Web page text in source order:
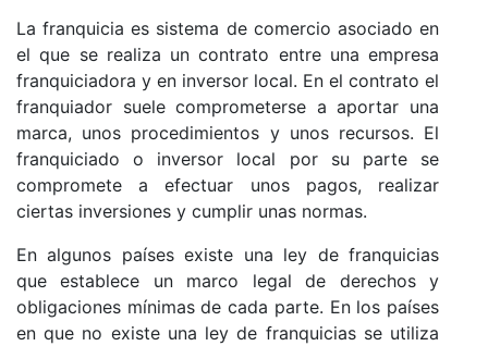
La franquicia es sistema de comercio asociado en
el que se realiza un contrato entre una empresa
franquiciadora y en inversor local. En el contrato el
franquiador suele comprometerse a aportar una
marca, unos procedimientos y unos recursos. El
franquiciado o inversor local por su parte se
compromete a efectuar unos pagos, realizar
ciertas inversiones y cumplir unas normas.
En algunos países existe una ley de franquicias
que establece un marco legal de derechos y
obligaciones mínimas de cada parte. En los países
en que no existe una ley de franquicias se utiliza